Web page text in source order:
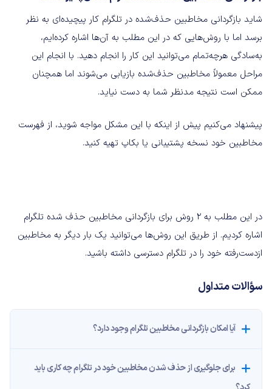
شاید بازگردانی مخاطبین حذف‌شده در تلگرام کار پیچیده‌ای به‌ نظر
برسد اما با روش‌هایی که در این مطلب به آن‌ها اشاره کرده‌ایم،
به‌سادگی هرچه‌تمام می‌توانید این کار را انجام دهید. با انجام این
مراحل معمولاً مخاطبین ‌حذف‌شده بازیابی می‌شوند اما همچنان
ممکن است نتیجه مدنظر شما به دست نیاید.
پیشنهاد می‌کنیم پیش از اینکه با این مشکل مواجه شوید، از فهرست
مخاطبین خود نسخه پشتیبانی یا بکاپ تهیه کنید.
در این مطلب به 2 روش برای بازگردانی مخاطبین حذف شده تلگرام
اشاره کردیم. از طریق این روش‌ها می‌توانید یک‌ بار دیگر به مخاطبین
ازدست‌رفته خود را در تلگرام دسترسی داشته باشید.
سؤالات متداول
آیا امکان بازگردانی مخاطبین تلگرام وجود دارد؟
برای جلوگیری از حذف‌ شدن مخاطبین خود در تلگرام چه کاری باید